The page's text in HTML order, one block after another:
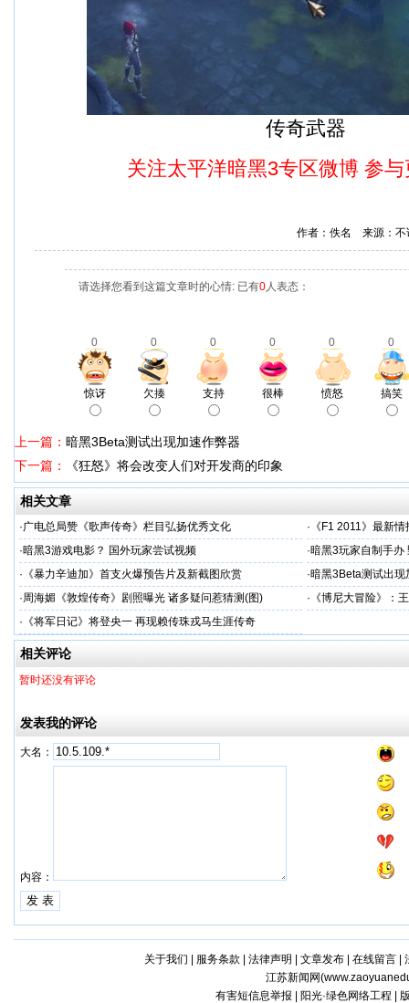
传奇武器
关注太平洋暗黑3专区微博 参与
作者：佚名 来源：
请选择您看到这篇文章时的心情: 已有0人表态：
0 0 0 0 0 0
惊讶 欠揍 支持 很棒 愤怒 搞笑
上一篇： 暗黑3Beta测试出现加速作弊器
下一篇：
《狂怒》将会改变人们对开发商的印象
相关文章
·广电总局赞《歌声传奇》栏目弘扬优秀文化 · 《F1 2011》最新
·暗黑3游戏电影？ 国外玩家尝试视频 ·暗黑3玩家自制手办
· 《暴力辛迪加》首支火爆预告片及新截图欣赏 ·暗黑3Beta测试出现
·周海媚《敦煌传奇》剧照曝光 诸多疑问惹猜测(图) · 《博尼大冒险》：
· 《将军日记》将登央一 再现赖传珠戎马生涯传奇
相关评论
暂时还没有评论
发表我的评论
大名：
内容：
关于我们 服务条款 法律声明 文章发布| 在线留言|
江苏新闻网(
有害短信息举报 | 阳光·绿色网络工程 |